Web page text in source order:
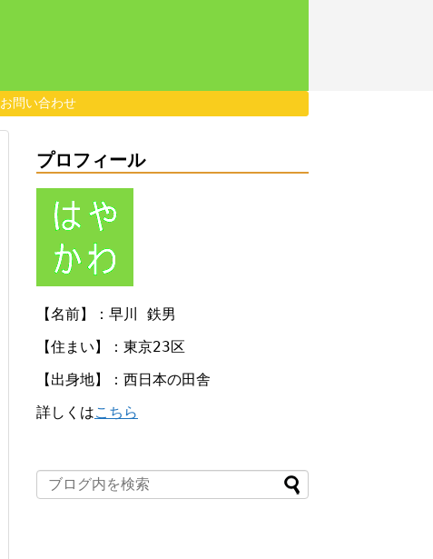
お問い合わせ
プロフィール
【名前】：早川 鉄男
【住まい】：東京23区
【出身地】：西日本の田舎
詳しくはこちら